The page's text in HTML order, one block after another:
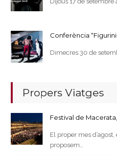
Conferència
Dimecres 30 de
Propers Viatges
Festival de
El proper mes
proposem…